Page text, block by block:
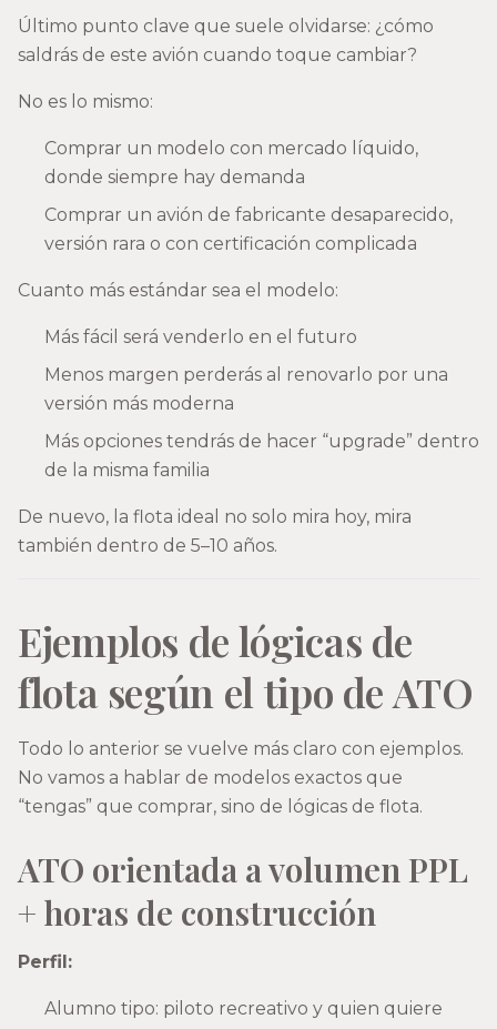
Último punto clave que suele olvidarse: ¿cómo
saldrás de este avión cuando toque cambiar?
No es lo mismo:
Comprar un modelo con mercado líquido,
donde siempre hay demanda
Comprar un avión de fabricante desaparecido,
versión rara o con certificación complicada
Cuanto más estándar sea el modelo:
Más fácil será venderlo en el futuro
Menos margen perderás al renovarlo por una
versión más moderna
Más opciones tendrás de hacer “upgrade” dentro
de la misma familia
De nuevo, la flota ideal no solo mira hoy, mira
también dentro de 5–10 años.
Ejemplos de lógicas de
flota según el tipo de ATO
Todo lo anterior se vuelve más claro con ejemplos.
No vamos a hablar de modelos exactos que
“tengas” que comprar, sino de lógicas de flota.
ATO orientada a volumen PPL
+ horas de construcción
Perfil:
Alumno tipo: piloto recreativo y quien quiere